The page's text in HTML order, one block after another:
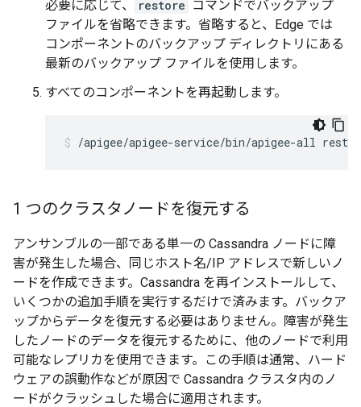
必要に応じて、 restore コマンドでバックアップ
ファイルを省略できます。省略すると、Edge では
コンポーネントのバックアップ ディレクトリにある
最新のバックアップ ファイルを使用します。
すべてのコンポーネントを再起動します。
/apigee/apigee-service/bin/apigee-all
1 つのクラスタノードを復元する
アンサンブルの一部である単一の Cassandra ノードに障
害が発生した場合、同じホスト名/IP アドレスで新しいノ
ードを作成できます。Cassandra を再インストールして、
いくつかの追加手順を実行するだけで済みます。バックア
ップからデータを復元する必要はありません。障害が発生
したノードのデータを復元するために、他のノードで利用
可能なレプリカを使用できます。この手順は通常、ハード
ウェアの誤動作などが原因で Cassandra クラスタ内のノ
ードがクラッシュした場合に適用されます。